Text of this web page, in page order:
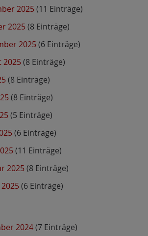
2025(11 Einträge)
2025(8 Einträge)
2025(6 Einträge)
2025(8 Einträge)
(8 Einträge)
(8 Einträge)
(5 Einträge)
(6 Einträge)
(11 Einträge)
2025(8 Einträge)
(6 Einträge)
2024(7 Einträge)